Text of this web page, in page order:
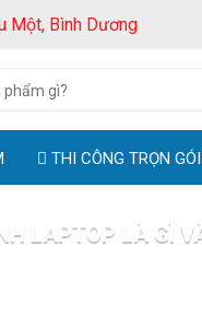
Một, Bình Dương
THI CÔNG TRỌN GÓI
LAPTOP LÀ GÌ